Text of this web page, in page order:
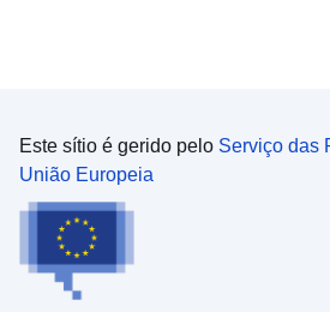
Este sítio é gerido pelo Serviço das
União Europeia